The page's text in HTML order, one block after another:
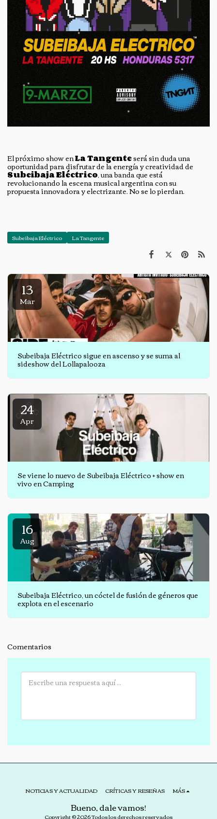
El próximo show enLa Tangenteserá sin duda una
oportunidad para disfrutar de la energía y creatividad de
Subeibaja Eléctrico, una banda que está
revolucionando la escena musical argentina con su
propuesta innovadora y electrizante. No se lo pierdan.
Subeibaja Eléctrico La Tangente
13
Mar
Subeibaja Eléctrico sigue en ascenso y se suma al
sideshow del Lollapalooza
24
Apr
Se viene lo nuevo de Subeibaja Eléctrico + show en
vivo en Camping
16
Aug
Subeibaja Eléctrico, un cóctel de fusión de géneros que
explota en el escenario
Comentarios
Bueno, dale vamos!
Copyright © 2026 Todos los derechos reservados
NOTICIAS Y ACTUALIDAD CRÍTICAS Y RESEÑAS MÁS